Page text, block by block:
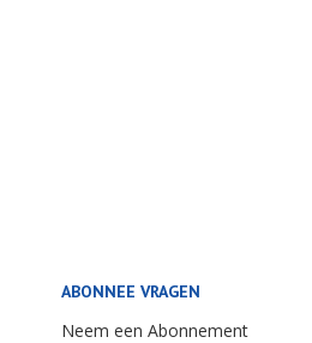
ABONNEE VRAGEN
Neem een Abonnement